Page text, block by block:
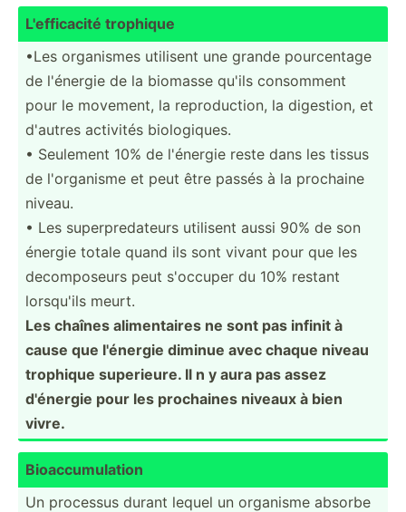
L'effi­cacité trophique
•Les organismes utilisent une grande pource­ntage
de l'énergie de la biomasse qu'ils consomment
pour le movement, la reprod­uction, la digestion, et
d'autres activités biolog­iques.
• Seulement 10% de l'énergie reste dans les tissus
de l'orga­nisme et peut être passés à la prochaine
niveau.
• Les superp­red­ateurs utilisent aussi 90% de son
énergie totale quand ils sont vivant pour que les
decomp­oseurs peut s'occuper du 10% restant
lorsqu'ils meurt.
Les chaînes alimen­taires ne sont pas infinit à
cause que l'énergie diminue avec chaque niveau
trophique superi­eure. Il n y aura pas assez
d'énergie pour les prochaines niveaux à bien
vivre.
Bioacc­umu­lation
Un processus durant lequel un organisme absorbe